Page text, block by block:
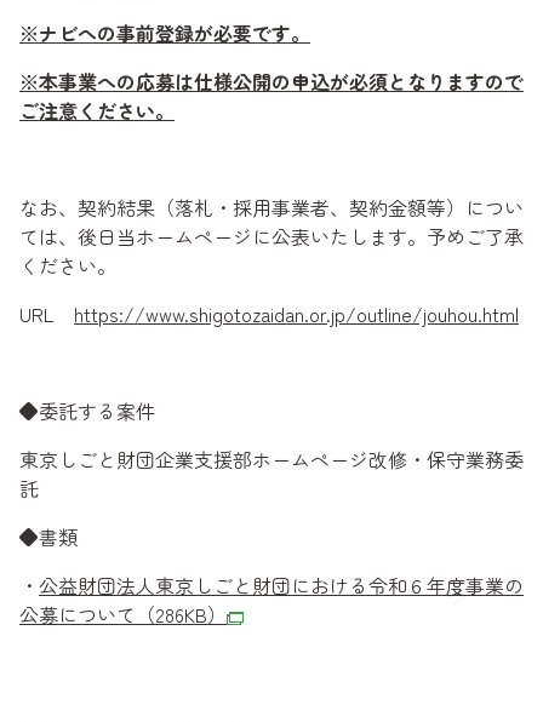
※ナビへの事前登録が必要です。
※本事業への応募は仕様公開の申込が必須となりますので
ご注意ください。
なお、契約結果（落札・採用事業者、契約金額等）につい
ては、後日当ホームページに公表いたします。予めご了承
ください。
URL https://www.shigotozaidan.or.jp/outline/jouhou.html
◆委託する案件
東京しごと財団企業支援部ホームページ改修・保守業務委
託
◆書類
・ 公益財団法人東京しごと財団における令和６年度事業の
公募について （286KB）